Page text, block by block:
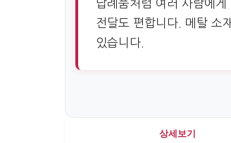
답례품처럼 여러 사람에
전달도 편합니다. 메탈 소
있습니다.
상세보기